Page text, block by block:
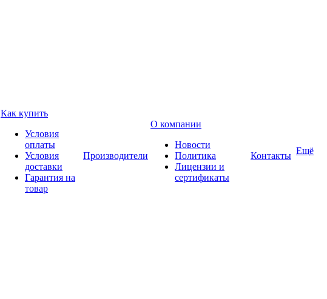
Как купить
Условия
оплаты
Условия
доставки
Гарантия на
товар
Производители
О компании
Новости
Политика
Лицензии и
сертификаты
Контакты Ещё